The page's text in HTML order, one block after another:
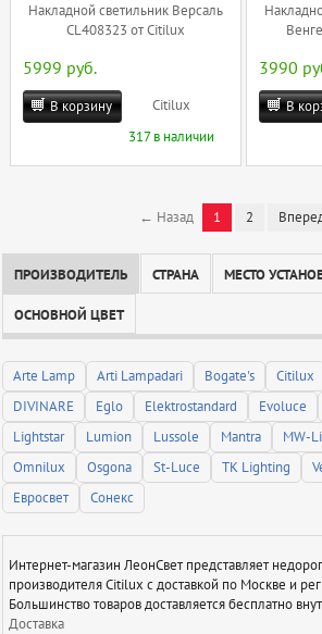
Накладной светильник Версаль
CL408323 от Citilux
5999 руб.
В корзину
Citilux
317 в наличии
3990
В
← Назад 1 2
ПРОИЗВОДИТЕЛЬ СТРАНА МЕСТО
ОСНОВНОЙ ЦВЕТ
Arte Lamp Arti Lampadari Bogate's Citilux
DIVINARE
Eglo Elektrostandard Evoluce
Lightstar
Lumion Lussole Mantra MW-
Omnilux
Osgona St-Luce TK Lighting
Евросвет
Сонекс
Интернет-магазин ЛеонСвет представляет
производителя Citilux с доставкой по Москве и
Большинство товаров доставляется бесплатно
Доставка